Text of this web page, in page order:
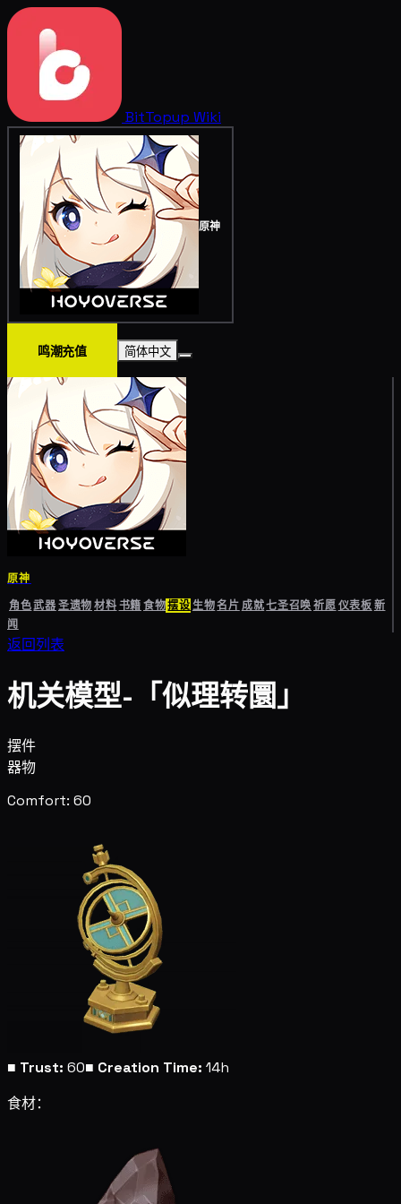
BitTopup Wiki
原神
鸣潮充值 简体中文
原神
角色武器圣遗物材料书籍食物摆设生物名片成就七圣召唤祈愿仪表板新
闻
返回列表
机关模型-「似理转圜」
摆件
器物
Comfort: 60
■ Trust: 60■ Creation Time: 14h
食材：